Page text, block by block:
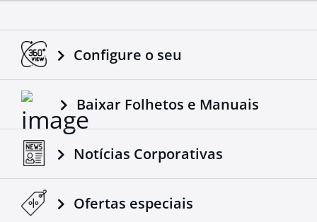
Configure o seu
Baixar Folhetos e Manuais
Notícias Corporativas
Ofertas especiais